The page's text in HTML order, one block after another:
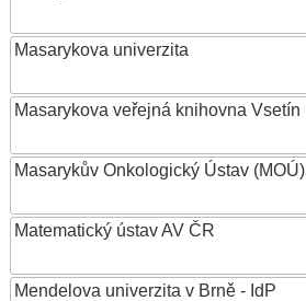
Masarykova univerzita
Masarykova veřejná knihovna Vsetín
Masarykův Onkologický Ústav (MOÚ)
Matematický ústav AV ČR
Mendelova univerzita v Brně - IdP